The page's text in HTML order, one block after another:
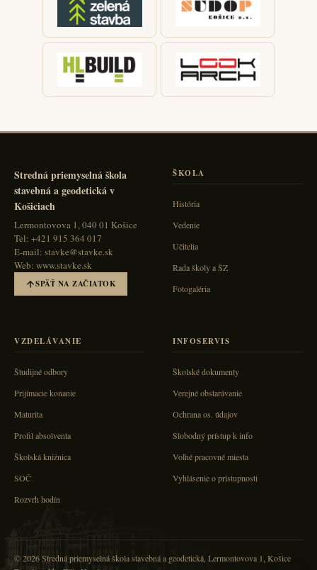
Stredná priemyselná škola
stavebná a geodetická v
Košiciach
Lermontovova 1, 040 01 Košice
Tel: +421 915 364 017
E-mail: stavke@stavke.sk
Web: www.stavke.sk
SPÄŤ NA ZAČIATOK
ŠKOLA
História
Vedenie
Učitelia
Rada školy a ŠZ
Fotogaléria
VZDELÁVANIE
Študijné odbory
Prijímacie konanie
Maturita
Profil absolventa
Školská knižnica
SOČ
Rozvrh hodín
INFOSERVIS
Školské dokumenty
Verejné obstarávanie
Ochrana os. údajov
Slobodný prístup k info
Voľné pracovné miesta
Vyhlásenie o prístupnosti
© 2026 Stredná priemyselná škola stavebná a geodetická, Lermontovova 1, Košice